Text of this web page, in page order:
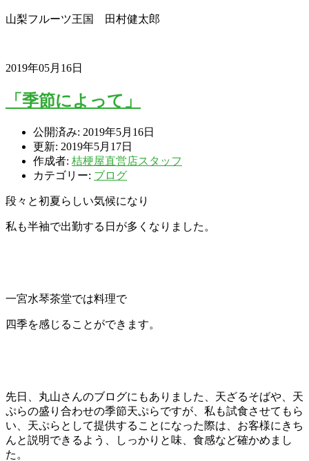
山梨フルーツ王国 田村健太郎
2019年05月16日
「季節によって」
公開済み: 2019年5月16日
更新: 2019年5月17日
作成者: 桔梗屋直営店スタッフ
カテゴリー: ブログ
段々と初夏らしい気候になり
私も半袖で出勤する日が多くなりました。
一宮水琴茶堂では料理で
四季を感じることができます。
先日、丸山さんのブログにもありました、天ざるそばや、天
ぷらの盛り合わせの季節天ぷらですが、私も試食させてもら
い、天ぷらとして提供することになった際は、お客様にきち
んと説明できるよう、しっかりと味、食感など確かめまし
た。